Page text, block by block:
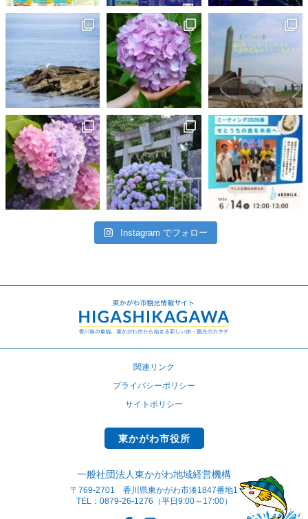
Instagram でフォロー
関連リンク
プライバシーポリシー
サイトポリシー
東かがわ市役所
一般社団法人東かがわ地域経営機構
〒769-2701 香川県東かがわ市湊1847番地1
TEL：0879-26-1276（平日9:00～17:00）